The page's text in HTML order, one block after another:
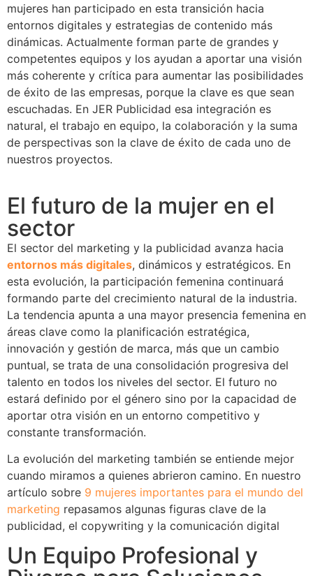
mujeres han participado en esta transición hacia
entornos digitales y estrategias de contenido más
dinámicas. Actualmente forman parte de grandes y
competentes equipos y los ayudan a aportar una visión
más coherente y crítica para aumentar las posibilidades
de éxito de las empresas, porque la clave es que sean
escuchadas. En JER Publicidad esa integración es
natural, el trabajo en equipo, la colaboración y la suma
de perspectivas son la clave de éxito de cada uno de
nuestros proyectos.
El futuro de la mujer en el
sector
El sector del marketing y la publicidad avanza hacia
entornos más digitales, dinámicos y estratégicos. En
esta evolución, la participación femenina continuará
formando parte del crecimiento natural de la industria.
La tendencia apunta a una mayor presencia femenina en
áreas clave como la planificación estratégica,
innovación y gestión de marca, más que un cambio
puntual, se trata de una consolidación progresiva del
talento en todos los niveles del sector. El futuro no
estará definido por el género sino por la capacidad de
aportar otra visión en un entorno competitivo y
constante transformación.
La evolución del marketing también se entiende mejor
cuando miramos a quienes abrieron camino. En nuestro
artículo sobre 9 mujeres importantes para el mundo del
marketing repasamos algunas figuras clave de la
publicidad, el copywriting y la comunicación digital
Un Equipo Profesional y